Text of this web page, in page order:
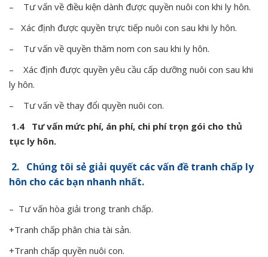
– Tư vấn về điều kiện dành được quyền nuôi con khi ly hôn.
– Xác định được quyền trực tiếp nuôi con sau khi ly hôn.
– Tư vấn về quyền thăm nom con sau khi ly hôn.
– Xác định được quyền yêu cầu cấp dưỡng nuôi con sau khi
ly hôn.
– Tư vấn về thay đổi quyền nuôi con.
1.4 Tư vấn mức phí, án phí, chi phí trọn gói cho thủ
tục ly hôn.
2. Chúng tôi sẻ giải quyết các vấn đề tranh chấp ly
hôn cho các bạn nhanh nhất.
– Tư vấn hòa giải trong tranh chấp.
+Tranh chấp phân chia tài sản.
+Tranh chấp quyền nuôi con.